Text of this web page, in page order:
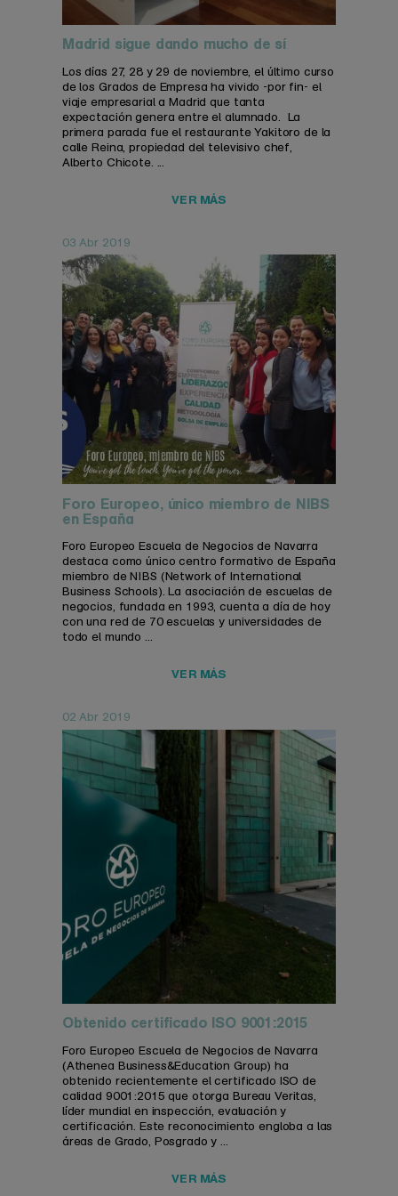
Madrid sigue dando mucho de sí
Los días 27, 28 y 29 de noviembre, el último curso
de los Grados de Empresa ha vivido -por fin- el
viaje empresarial a Madrid que tanta
expectación genera entre el alumnado. La
primera parada fue el restaurante Yakitoro de la
calle Reina, propiedad del televisivo chef,
Alberto Chicote. ...
VER MÁS
03 Abr 2019
Foro Europeo, único miembro de NIBS
en España
Foro Europeo Escuela de Negocios de Navarra
destaca como único centro formativo de España
miembro de NIBS (Network of International
Business Schools). La asociación de escuelas de
negocios, fundada en 1993, cuenta a día de hoy
con una red de 70 escuelas y universidades de
todo el mundo ...
VER MÁS
02 Abr 2019
Obtenido certificado ISO 9001:2015
Foro Europeo Escuela de Negocios de Navarra
(Athenea Business&Education Group) ha
obtenido recientemente el certificado ISO de
calidad 9001:2015 que otorga Bureau Veritas,
líder mundial en inspección, evaluación y
certificación. Este reconocimiento engloba a las
áreas de Grado, Posgrado y ...
VER MÁS